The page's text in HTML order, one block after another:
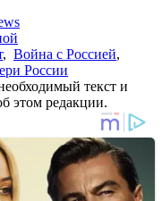
, Война с Россией,
России
текст и
этом редакции.